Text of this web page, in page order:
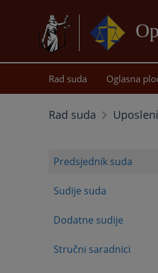
Rad suda Oglasna
Rad suda
Predsjednik suda
Sudije suda
Dodatne sudije
Stručni saradnici